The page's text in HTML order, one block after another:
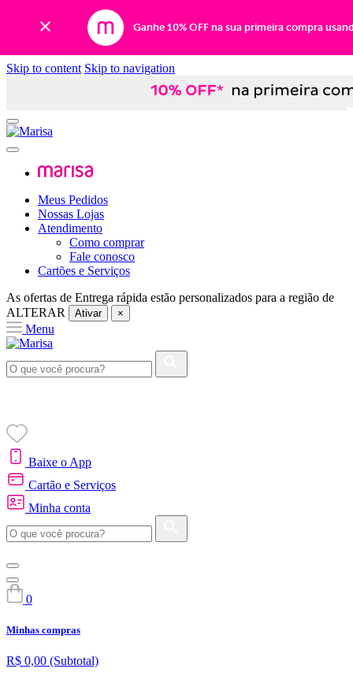
Ganhe 10% OFF na sua primeira compra
Skip to content Skip to navigation
Meus Pedidos
Nossas Lojas
Atendimento
Como comprar
Fale conosco
Cartões e Serviços
As ofertas de Entrega rápida estão personalizados para a região de
ALTERAR
Ativar ×
Menu
Baixe o App
Cartão e Serviços
Minha conta
0
Minhas compras
R$ 0,00 (Subtotal)